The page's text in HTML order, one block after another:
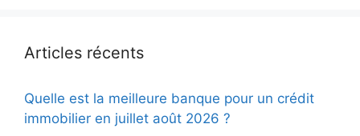
Articles récents
Quelle est la meilleure banque pour un crédit
immobilier en juillet août 2026 ?